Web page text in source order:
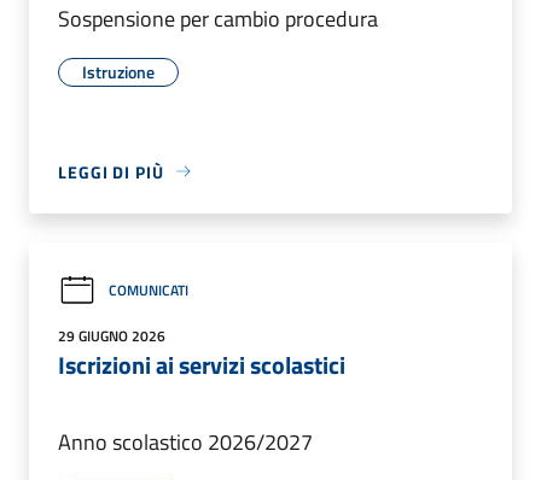
Sospensione per cambio procedura
Istruzione
LEGGI DI PIÙ
COMUNICATI
29 GIUGNO 2026
Iscrizioni ai servizi scolastici
Anno scolastico 2026/2027